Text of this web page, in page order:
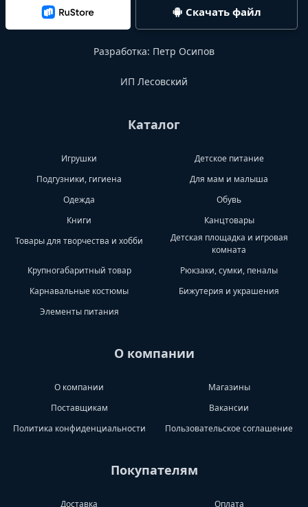
Скачать файл
Разработка: Петр Осипов
ИП Лесовский
Каталог
Игрушки
Детское питание
Подгузники, гигиена
Для мам и малыша
Одежда
Обувь
Книги
Канцтовары
Товары для творчества и хобби
Детская площадка и игровая
комната
Крупногабаритный товар
Рюкзаки, сумки, пеналы
Карнавальные костюмы
Бижутерия и украшения
Элементы питания
О компании
О компании
Магазины
Поставщикам
Вакансии
Политика конфиденциальности
Пользовательское соглашение
Покупателям
Доставка Оплата